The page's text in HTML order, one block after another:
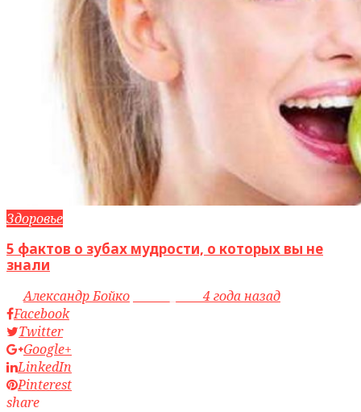
Здоровье
5 фактов о зубах мудрости, о которых вы не
знали
byАлександр Бойко
4 года назад
Facebook
Twitter
Google+
LinkedIn
Pinterest
share